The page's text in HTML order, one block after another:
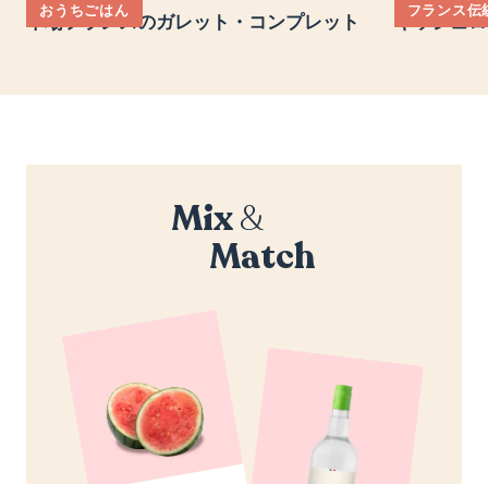
おうちごはん
本場フランスのガレット・コンプレット
フランス伝
キッシュ
Mix&
Match